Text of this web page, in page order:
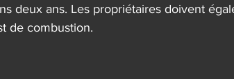
deux ans. Les propriétaires doivent
de combustion.